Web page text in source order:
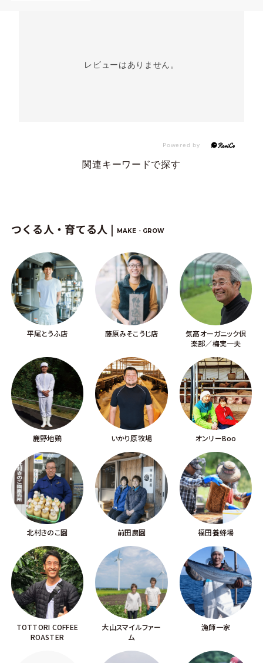
レビューはありません。
関連キーワードで探す
つくる人・育てる人 | MAKE・GROW
平尾とうふ店 藤原みそこうじ店
気高オーガニック倶
楽部／梅実一夫
鹿野地鶏 いかり原牧場 オンリーBoo
北村きのこ園 前田農園 福田養蜂場
TOTTORI COFFEE
ROASTER
大山スマイルファー
ム
漁師一家